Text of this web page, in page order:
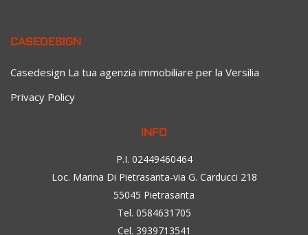
CASEDESIGN
Casedesign La tua agenzia immobiliare per la Versilia
Privacy Policy
INFO
P.I. 02449460464
Loc. Marina Di Pietrasanta-via G. Carducci 218
55045 Pietrasanta
Tel. 0584631705
Cel. 3939713541